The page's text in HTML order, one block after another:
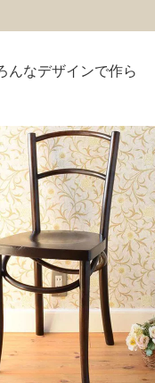
んなデザインで作ら